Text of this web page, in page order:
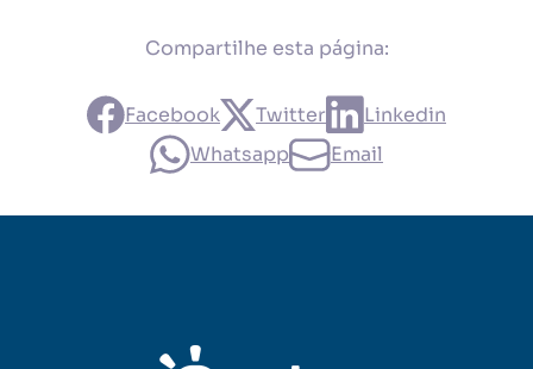
Compartilhe esta página:
Facebook Twitter
Linkedin
Whatsapp
Email